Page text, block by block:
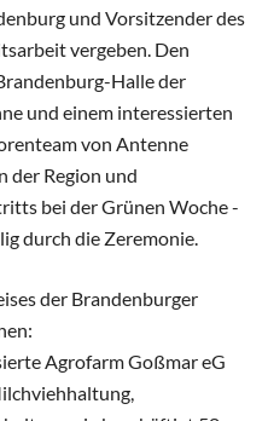
und Vorsitzender des
vergeben. Den
Halle der
und einem interessierten
von Antenne
der Region und
bei der Grünen Woche -
durch die Zeremonie.
der Brandenburger
Agrofarm Goßmar eG